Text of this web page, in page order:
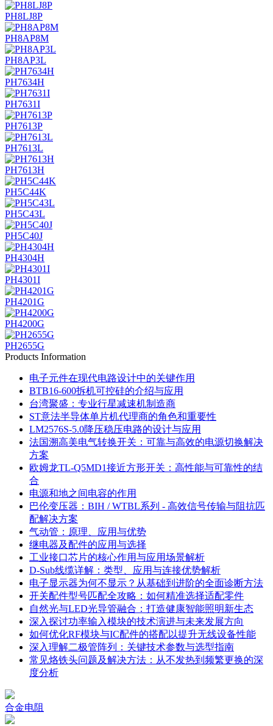
PH8LJ8P
PH8AP8M
PH8AP3L
PH7634H
PH7631I
PH7613P
PH7613L
PH7613H
PH5C44K
PH5C43L
PH5C40J
PH4304H
PH4301I
PH4201G
PH4200G
PH2655G
Products Information
电子元件在现代电路设计中的关键作用
BTB16-600拆机可控硅的介绍与应用
台湾聚盛：专业行星减速机制造商
ST意法半导体单片机代理商的角色和重要性
LM2576S-5.0降压稳压电路的设计与应用
法国溯高美电气转换开关：可靠与高效的电源切换解决
方案
欧姆龙TL-Q5MD1接近方形开关：高性能与可靠性的结
合
电源和地之间电容的作用
巴伦变压器：BIH / WTBL系列 - 高效信号传输与阻抗匹
配解决方案
气动管：原理、应用与优势
继电器及配件的应用与选择
工业接口芯片的核心作用与应用场景解析
D-Sub线缆详解：类型、应用与连接优势解析
电子显示器为何不显示？从基础到进阶的全面诊断方法
开关配件型号匹配全攻略：如何精准选择适配零件
自然光与LED光导管融合：打造健康智能照明新生态
深入探讨功率输入模块的技术演进与未来发展方向
如何优化RF模块与IC配件的搭配以提升无线设备性能
深入理解二极管阵列：关键技术参数与选型指南
常见烙铁头问题及解决方法：从不发热到频繁更换的深
度分析
合金电阻